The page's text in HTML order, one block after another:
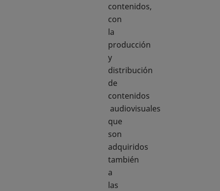
contenidos,
con
la
producción
y
distribución
de
contenidos
audiovisuales
que
son
adquiridos
también
a
las